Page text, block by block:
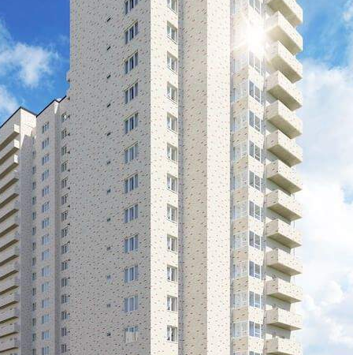
Калуга
Адрес
Солнечный бульвар, д.4
Расположено
Этаж
-1
Предлагается
Продажа
Желаемый / подходящий вид деятельности
Не указано
Назначение
Не указано
Размер площади (м2)
4.8
Цена за помещение
153 272 руб.
О помещении